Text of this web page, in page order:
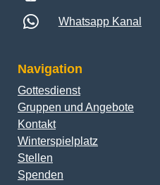
Whatsapp Kanal
Navigation
Gottesdienst
Gruppen und Angebote
Kontakt
Winterspielplatz
Stellen
Spenden